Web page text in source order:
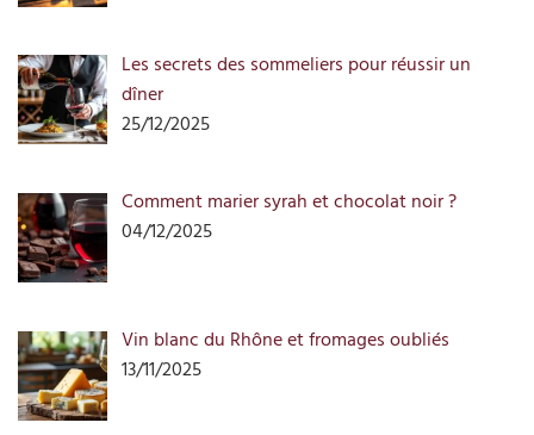
Les secrets des sommeliers pour réussir un
dîner
25/12/2025
Comment marier syrah et chocolat noir ?
04/12/2025
Vin blanc du Rhône et fromages oubliés
13/11/2025